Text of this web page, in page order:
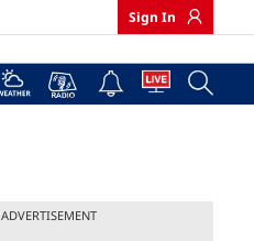
Sign In
ADVERTISEMENT